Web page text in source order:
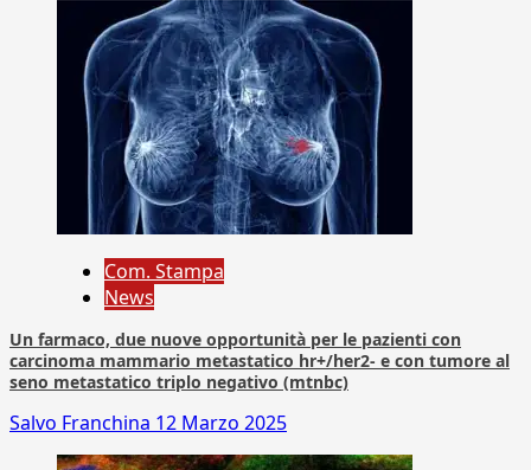
Com. Stampa
News
Un farmaco, due nuove opportunità per le pazienti con
carcinoma mammario metastatico hr+/her2- e con tumore al
seno metastatico triplo negativo (mtnbc)
Salvo Franchina 12 Marzo 2025